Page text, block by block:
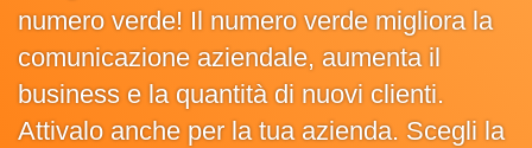
numero verde! Il numero verde migliora la
comunicazione aziendale, aumenta il
business e la quantità di nuovi clienti.
Attivalo anche per la tua azienda. Scegli la